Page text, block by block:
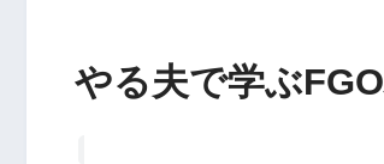
やる夫で学ぶ